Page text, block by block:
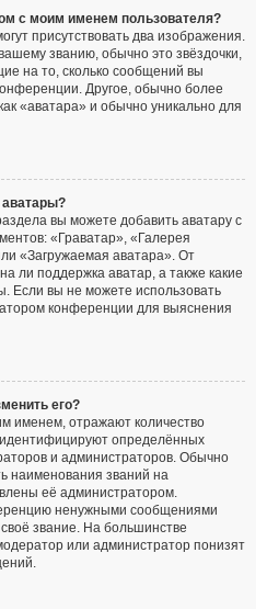
с моим именем пользователя?
присутствовать два изображения.
званию, обычно это звёздочки,
на то, сколько сообщений вы
Другое, обычно более
«аватара» и обычно уникально для
аватары?
вы можете добавить аватару с
«Граватар», «Галерея
«Загружаемая аватара». От
ли поддержка аватар, а также какие
Если вы не можете использовать
конференции для выяснения
его?
именем, отражают количество
определённых
и администраторов. Обычно
наименования званий на
её администратором.
ненужными сообщениями
звание. На большинстве
или администратор понизят